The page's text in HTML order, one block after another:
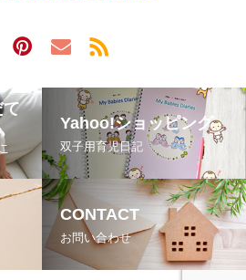
て
Yahoo!ショッピング
双子用育児日記
CONTACT
お問い合わせ